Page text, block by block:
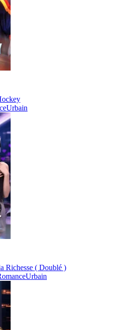
Urbain
Richesse ( Doublé )
Urbain